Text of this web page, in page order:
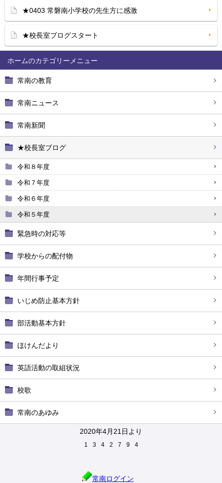
ホーム
常南の教育
常南ニュース
常南新聞
★校長室ブログ
令和８年度
令和７年度
令和６年度
令和５年度
緊急時の対応等
学校からの配付物
年間行事予定
いじめ防止基本方針
部活動基本方針
ほけんだより
英語活動の取組状況
校歌
常南のあゆみ
2020年4月21日より
1 3 4 2 7 9 4
常南ログイン
★0403 常磐南小学校の先生方に感激
★校長室ブログスタート